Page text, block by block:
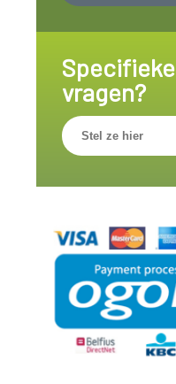
Specifieke
vragen?